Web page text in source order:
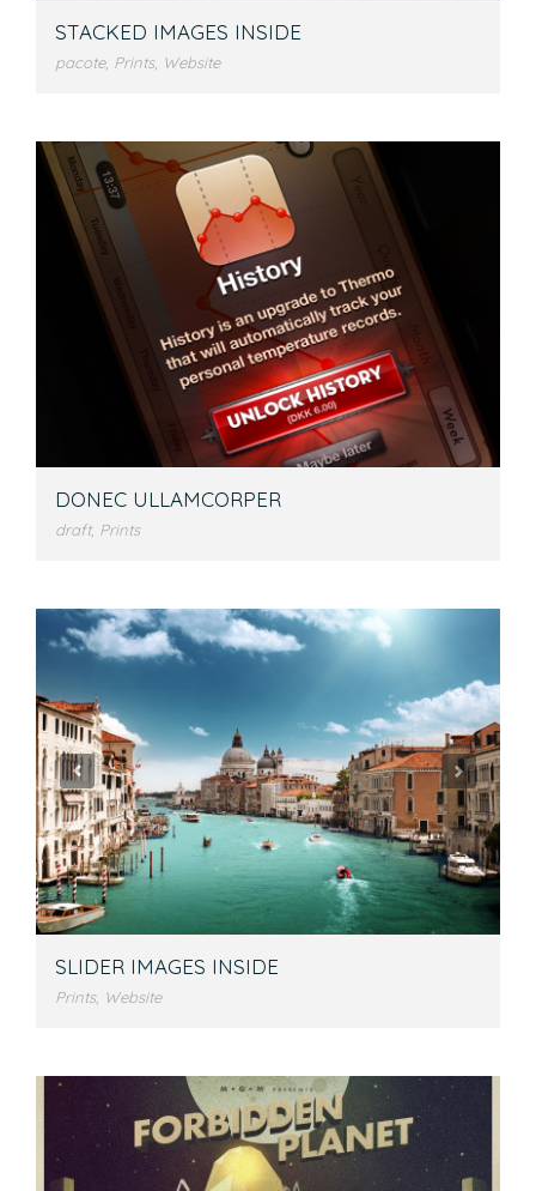
STACKED IMAGES INSIDE
pacote, Prints, Website
DONEC ULLAMCORPER
draft, Prints
SLIDER IMAGES INSIDE
Prints, Website